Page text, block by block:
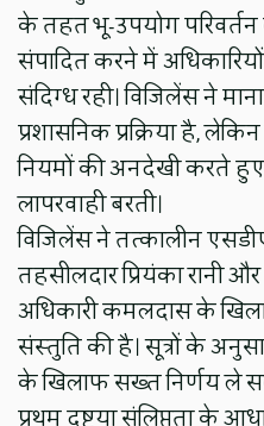
के तहत भू-उपयोग परिवर्तन
संपादित करने में
संदिग्ध रही। विजिलेंस ने
प्रशासनिक प्रक्रिया है,
नियमों की अनदेखी करते
लापरवाही बरती।
विजिलेंस ने तत्कालीन
तहसीलदार प्रियंका रानी
अधिकारी कमलदास के
संस्तुति की है। सूत्रों के
के खिलाफ सख्त निर्णय ले